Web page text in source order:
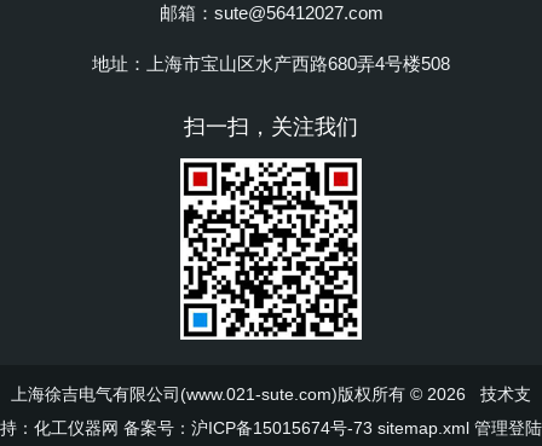
邮箱：sute@56412027.com
地址：上海市宝山区水产西路680弄4号楼508
扫一扫，关注我们
上海徐吉电气有限公司(www.021-sute.com)版权所有 © 2026 技术支
持： 化工仪器网 备案号：沪ICP备15015674号-73 sitemap.xml 管理登陆